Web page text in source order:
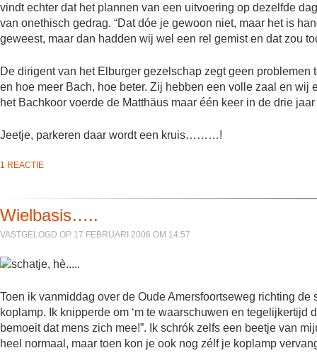
vindt echter dat het plannen van een uitvoering op dezelfde
van onethisch gedrag. “Dat dóe je gewoon niet, maar het is
geweest, maar dan hadden wij wel een rel gemist en dat zou
De dirigent van het Elburger gezelschap zegt geen
en hoe meer Bach, hoe beter. Zij hebben een volle zaal en
het Bachkoor voerde de Matthäus maar één keer in de drie
Jeetje, parkeren daar wordt een kruis………!
1 REACTIE
Wielbasis…..
VASTGELOGD OP 17 FEBRUARI 2006 OM 14:57
Toen ik vanmiddag over de Oude Amersfoortseweg richting
koplamp. Ik knipperde om ‘m te waarschuwen en
bemoeit dat mens zich mee!”. Ik schrók zelfs een beetje van
heel normaal, maar toen kon je ook nog zélf je koplamp